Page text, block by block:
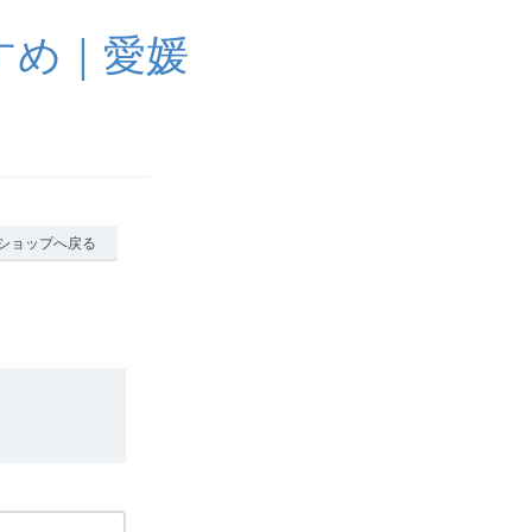
め｜愛媛
ョップへ戻る